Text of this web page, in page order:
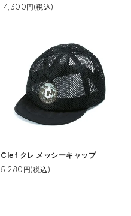
14,300円(税込)
Clef クレ メッシーキャップ
5,280円(税込)